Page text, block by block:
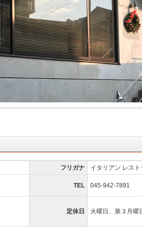
フリガナ イタリアン レス
TEL 045-942-7891
定休日 火曜日、第３月曜